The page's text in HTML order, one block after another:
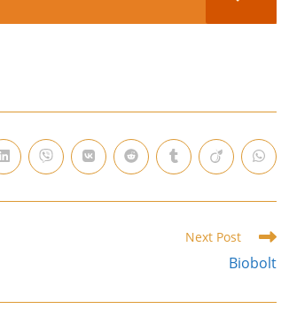
Opens
in
new
Opens
in
new
Opens
in
new
Opens
in
new
Opens
in
new
Opens
in
new
Opens
in
new
Next Post
Biobolt